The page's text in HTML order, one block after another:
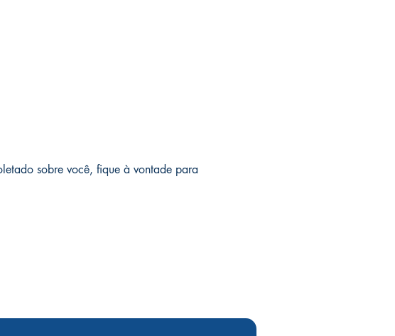
sobre você, fique à vontade para